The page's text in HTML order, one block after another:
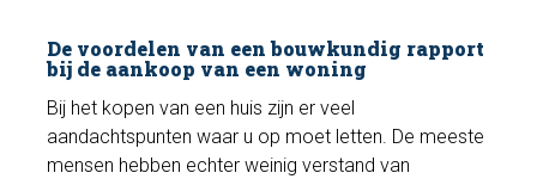
De voordelen van een bouwkundig rapport
bij de aankoop van een woning
Bij het kopen van een huis zijn er veel
aandachtspunten waar u op moet letten. De meeste
mensen hebben echter weinig verstand van